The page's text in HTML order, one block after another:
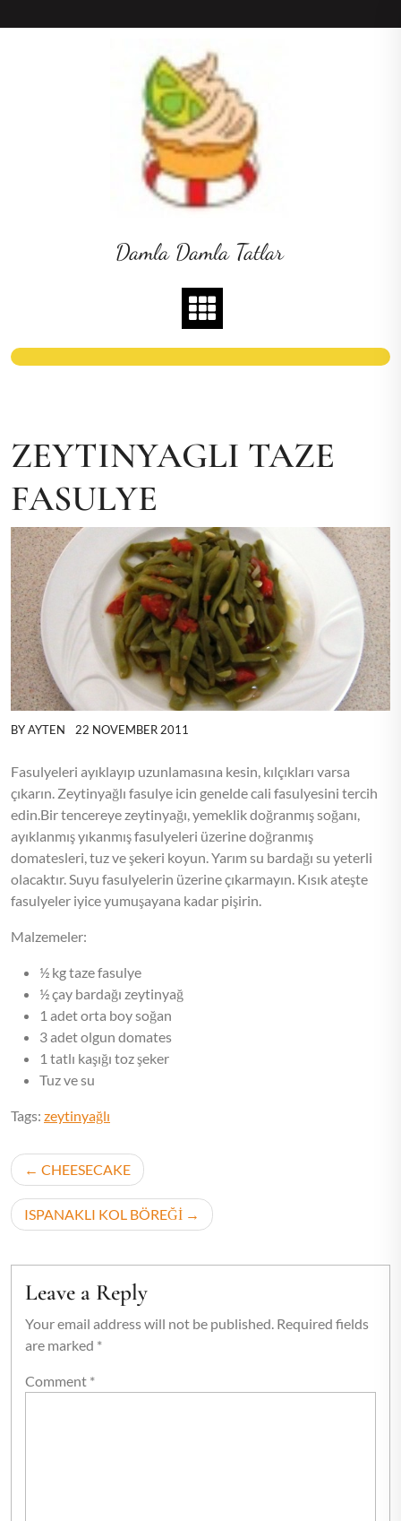
to
Damla Damla Tatlar
ZEYTINYAGLI TAZE
FASULYE
BYAYTEN 22 NOVEMBER 2011
Fasulyeleri ayıklayıp uzunlamasına kesin, kılçıkları varsa
çıkarın. Zeytinyağlı fasulye icin genelde cali fasulyesini tercih
edin.Bir tencereye zeytinyağı, yemeklik doğranmış soğanı,
ayıklanmış yıkanmış fasulyeleri üzerine doğranmış
domatesleri, tuz ve şekeri koyun. Yarım su bardağı su yeterli
olacaktır. Suyu fasulyelerin üzerine çıkarmayın. Kısık ateşte
fasulyeler iyice yumuşayana kadar pişirin.
Malzemeler:
½ kg taze fasulye
½ çay bardağı zeytinyağ
1 adet orta boy soğan
3 adet olgun domates
1 tatlı kaşığı toz şeker
Tuz ve su
Tags: zeytinyağlı
Post
navigation
CHEESECAKE
ISPANAKLI KOL BÖREĞİ
Leave a Reply
Your email address will not be published. Required fields
are marked *
Comment *